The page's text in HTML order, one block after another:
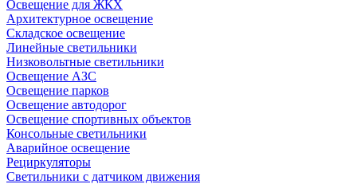
Освещение для ЖКХ
Архитектурное освещение
Складское освещение
Линейные светильники
Низковольтные светильники
Освещение АЗС
Освещение парков
Освещение автодорог
Освещение спортивных объектов
Консольные светильники
Аварийное освещение
Рециркуляторы
Светильники с датчиком движения